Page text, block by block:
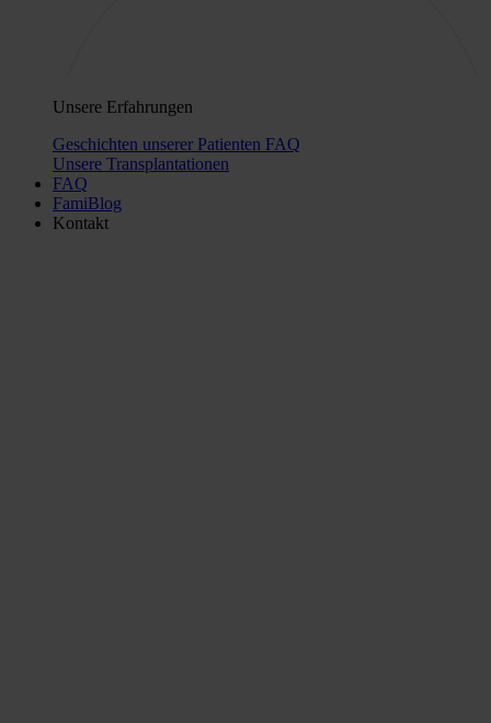
Unsere Erfahrungen
Geschichten unserer Patienten FAQ
Unsere Transplantationen
FAQ
FamiBlog
Kontakt